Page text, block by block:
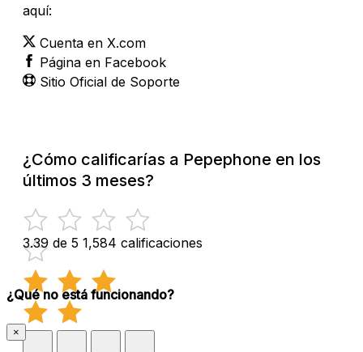
aquí:
Cuenta en X.com
Página en Facebook
Sitio Oficial de Soporte
¿Cómo calificarías a Pepephone en los
últimos 3 meses?
3.39 de 5 1,584 calificaciones
¿Qué no está funcionando?
×